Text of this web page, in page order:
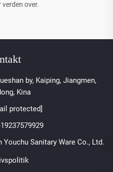
over.
by, Kaiping, Jiangmen,
Kina
protected]
Sanitary Ware Co., Ltd.